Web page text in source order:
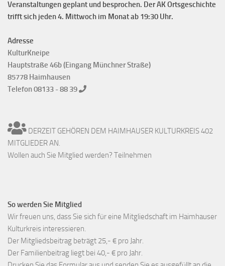
Veranstaltungen geplant und besprochen. Der AK Ortsgeschichte
trifft sich jeden 4. Mittwoch im Monat ab 19:30 Uhr.
Adresse
KulturKneipe
Hauptstraße 46b (Eingang Münchner Straße)
85778 Haimhausen
Telefon 08133 - 88 39
DERZEIT GEHÖREN DEM HAIMHAUSER KULTURKREIS 402
MITGLIEDER AN.
Wollen auch Sie Mitglied werden? Teilnehmen
So werden Sie Mitglied
Wir freuen uns, dass Sie sich für eine Mitgliedschaft im Haimhauser
Kulturkreis interessieren.
Der Mitgliedsbeitrag beträgt 25,- € pro Jahr.
Der Familienbeitrag liegt bei 40,- € pro Jahr.